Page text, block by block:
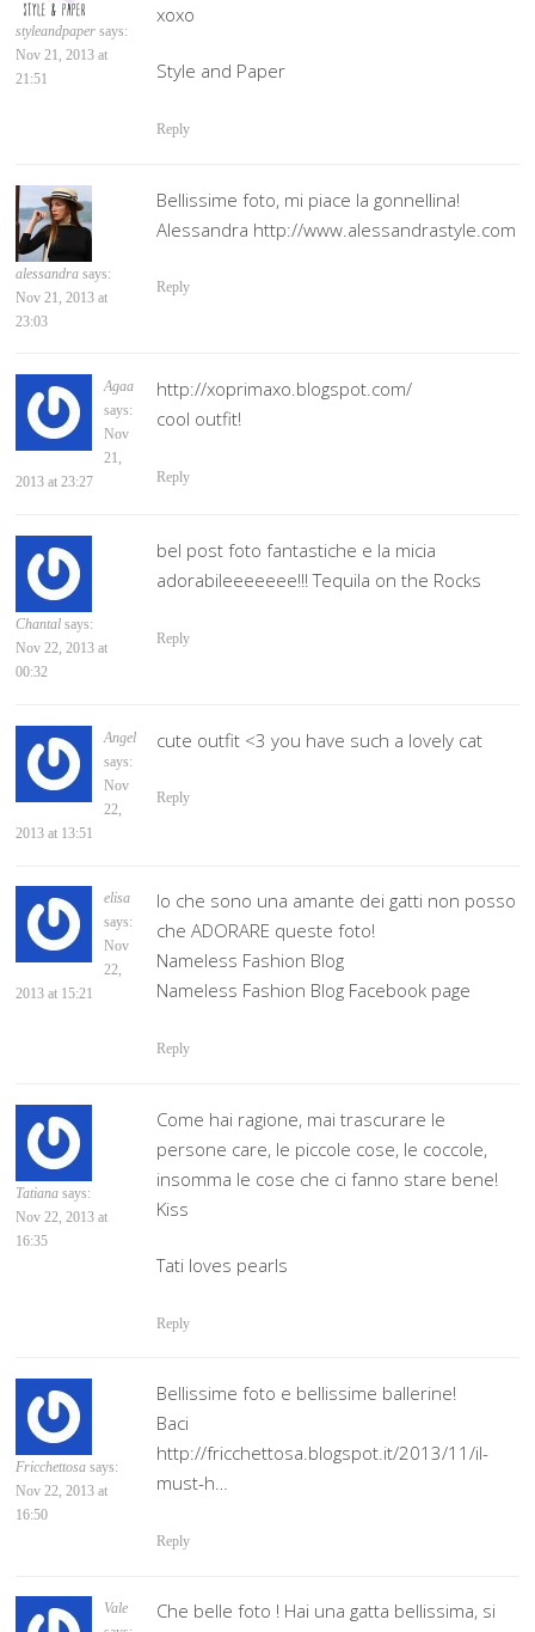
styleandpaper says:
Nov 21, 2013 at
21:51
xoxo
Style and Paper
Reply
alessandra says:
Nov 21, 2013 at
23:03
Bellissime foto, mi piace la gonnellina!
Alessandra http://www.alessandrastyle.com
Reply
Agaa
says:
Nov
21,
2013 at 23:27
http://xoprimaxo.blogspot.com/
cool outfit!
Reply
Chantal says:
Nov 22, 2013 at
00:32
bel post foto fantastiche e la micia
adorabileeeeeee!!! Tequila on the Rocks
Reply
Angel
says:
Nov
22,
2013 at 13:51
cute outfit <3 you have such a lovely cat
Reply
elisa
says:
Nov
22,
2013 at 15:21
Io che sono una amante dei gatti non posso
che ADORARE queste foto!
Nameless Fashion Blog
Nameless Fashion Blog Facebook page
Reply
Tatiana says:
Nov 22, 2013 at
16:35
Come hai ragione, mai trascurare le
persone care, le piccole cose, le coccole,
insomma le cose che ci fanno stare bene!
Kiss
Tati loves pearls
Reply
Fricchettosa says:
Nov 22, 2013 at
16:50
Bellissime foto e bellissime ballerine!
Baci
http://fricchettosa.blogspot.it/2013/11/il-
must-h…
Reply
Vale
Che belle foto ! Hai una gatta bellissima, si